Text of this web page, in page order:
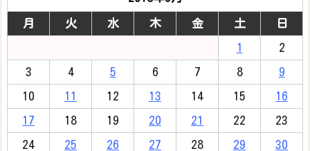
月 火 水 木 金 土 日
1 2
3 4 5 6 7 8 9
10 11 12 13 14 15 16
17 18 19 20 21 22 23
24 25 26 27 28 29 30